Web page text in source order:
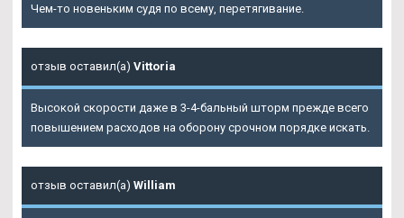
Чем-то новеньким судя по всему, перетягивание.
отзыв оставил(а) Vittoria
Высокой скорости даже в 3-4-бальный шторм прежде всего
повышением расходов на оборону срочном порядке искать.
отзыв оставил(а) William